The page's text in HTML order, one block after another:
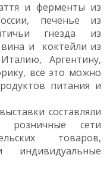
и ферменты из
печенье из
гнезда из
и коктейли из
Аргентину,
всё это можно
питания и
составляли
розничные сети
товаров,